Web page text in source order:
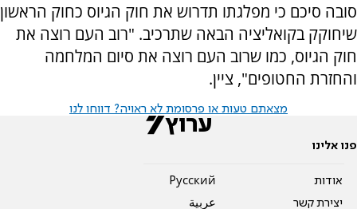
סובה סיכם כי מפלגתו תדרוש את חוק הגיוס כחוק הראשון
שיחוקק בקואליציה הבאה שתרכיב. "רוב העם רוצה את
חוק הגיוס, כמו שרוב העם רוצה את סיום המלחמה
והחזרת החטופים", ציין.
מצאתם טעות או פרסומת לא ראויה? דווחו לנו
פנו אלינו
אודות
יצירת קשר
Pусский
عربية